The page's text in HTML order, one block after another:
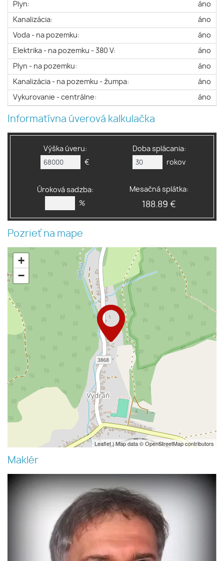
Plyn: áno
Kanalizácia: áno
Voda - na pozemku: áno
Elektrika - na pozemku - 380 V: áno
Plyn - na pozemku: áno
Kanalizácia - na pozemku - žumpa: áno
Vykurovanie - centrálne: áno
Informatívna úverová kalkulačka
Výška úveru:
€
Doba splácania:
rokov
Úroková sadzba:
%
Mesačná splátka:
188.89 €
Pozrieť na mape
+
−
Leaflet| Map data ©OpenStreetMapcontributors
Maklér